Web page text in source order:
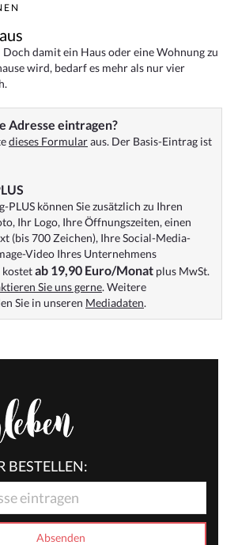
damit ein Haus oder eine Wohnung zu
wird, bedarf es mehr als nur vier
Adresse eintragen?
dieses Formularaus. Der Basis-Eintrag ist
PLUS können Sie zusätzlich zu Ihren
Ihr Logo, Ihre Öffnungszeiten, einen
(bis 700 Zeichen), Ihre Social-Media-
Video Ihres Unternehmens
ab 19,90 Euro/Monat plus MwSt.
Sie uns gerne. Weitere
Sie in unseren Mediadaten.
BESTELLEN: